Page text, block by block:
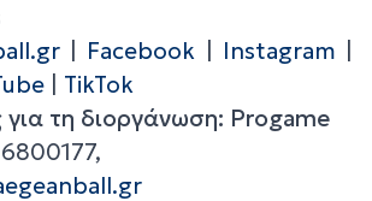
Facebook Instagram
TikTok
τη διοργάνωση: Progame